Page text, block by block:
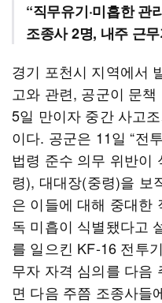
“직무유기·미흡한 관
조종사 2명, 내주 근
경기 포천시 지역에서
고와 관련, 공군이 문
5일 만이자 중간 사고
이다. 공군은 11일 “전
법령 준수 의무 위반이
령), 대대장(중령)을 보
은 이들에 대해 중대한
독 미흡이 식별됐다고
를 일으킨 KF-16 전투
무자 자격 심의를 다음
면 다음 주쯤 조종사들